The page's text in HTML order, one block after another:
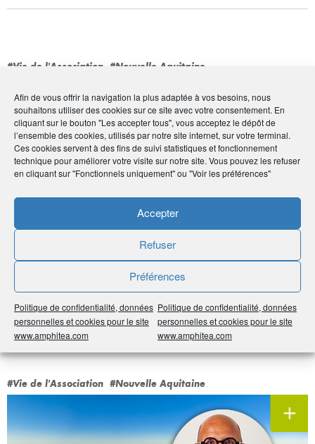
Afin de vous offrir la navigation la plus adaptée à vos besoins, nous
souhaitons utiliser des cookies sur ce site avec votre consentement. En
cliquant sur le bouton "Les accepter tous", vous acceptez le dépôt de
l’ensemble des cookies, utilisés par notre site internet, sur votre terminal.
Ces cookies servent à des fins de suivi statistiques et fonctionnement
technique pour améliorer votre visite sur notre site. Vous pouvez les refuser
en cliquant sur "Fonctionnels uniquement" ou "Voir les préférences"
Accepter
Refuser
Préférences
Politique de confidentialité, données
personnelles et cookies pour le site
www.amphitea.com
Politique de confidentialité, données
personnelles et cookies pour le site
www.amphitea.com
#Vie de l'Association #Nouvelle Aquitaine
Portrait de vos Correspondants régionaux
À la rencontre de Romain Sarrat
(Aquitaine)
#Vie de l'Association #Nouvelle Aquitaine